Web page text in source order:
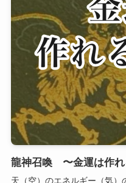
龍神召喚 〜金運は作れ
天（空）のエネルギー（気